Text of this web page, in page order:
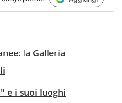
la Galleria
e i suoi luoghi